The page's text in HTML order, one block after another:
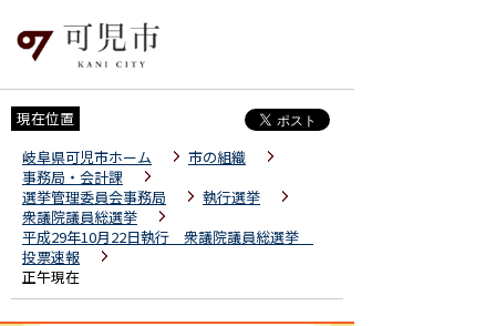
現在位置
岐阜県可児市ホーム
市の組織
事務局・会計課
選挙管理委員会事務局
執行選挙
衆議院議員総選挙
平成29年10月22日執行 衆議院議員総選挙
投票速報
正午現在